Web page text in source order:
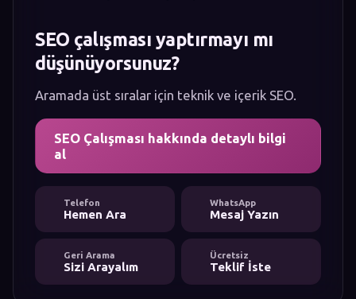
SEO çalışması yaptırmayı mı
düşünüyorsunuz?
Aramada üst sıralar için teknik ve içerik SEO.
SEO Çalışması hakkında detaylı bilgi
al
Telefon
Hemen Ara
WhatsApp
Mesaj Yazın
Geri Arama
Sizi Arayalım
Ücretsiz
Teklif İste